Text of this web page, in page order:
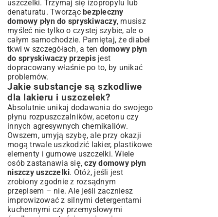
uszczelki. Trzymaj się izopropylu lub
denaturatu. Tworząc bezpieczny
domowy płyn do spryskiwaczy, musisz
myśleć nie tylko o czystej szybie, ale o
całym samochodzie. Pamiętaj, że diabeł
tkwi w szczegółach, a ten domowy płyn
do spryskiwaczy przepisjest
dopracowany właśnie po to, by unikać
problemów.
Jakie substancje są szkodliwe
dla lakieru i uszczelek?
Absolutnie unikaj dodawania do swojego
płynu rozpuszczalników, acetonu czy
innych agresywnych chemikaliów.
Owszem, umyją szybę, ale przy okazji
mogą trwale uszkodzić lakier, plastikowe
elementy i gumowe uszczelki. Wiele
osób zastanawia się,czy domowy płyn
niszczy uszczelki. Otóż, jeśli jest
zrobiony zgodnie z rozsądnym
przepisem – nie. Ale jeśli zaczniesz
improwizować z silnymi detergentami
kuchennymi czy przemysłowymi